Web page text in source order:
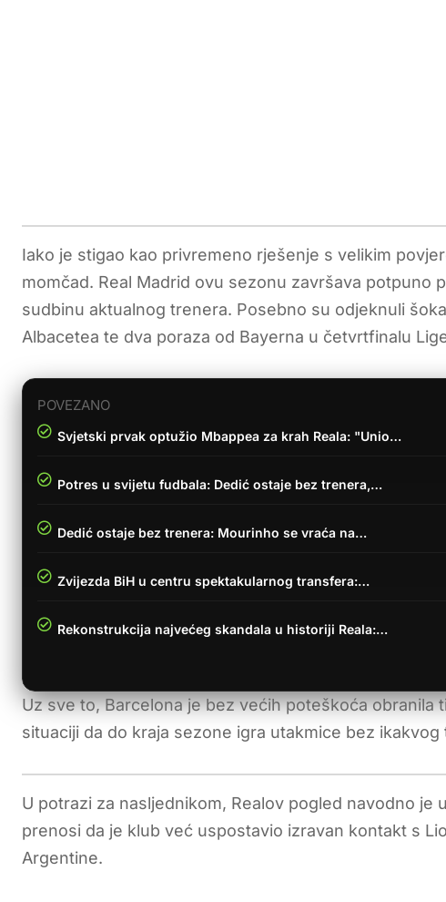
Iako je stigao kao privremeno rješenje s velikim
momčad. Real Madrid ovu sezonu završava potpuno
sudbinu aktualnog trenera. Posebno su odjeknuli
Albacetea te dva poraza od Bayerna u četvrtfinalu
POVEZANO
Svjetski prvak optužio Mbappea za krah Reala: "Unio…
Potres u svijetu fudbala: Dedić ostaje bez trenera,…
Dedić ostaje bez trenera: Mourinho se vraća na…
Zvijezda BiH u centru spektakularnog transfera:…
Rekonstrukcija najvećeg skandala u historiji Reala:…
Uz sve to, Barcelona je bez većih poteškoća
situaciji da do kraja sezone igra utakmice bez ikakvog
U potrazi za nasljednikom, Realov pogled navodno je
prenosi da je klub već uspostavio izravan kontakt s
Argentine.